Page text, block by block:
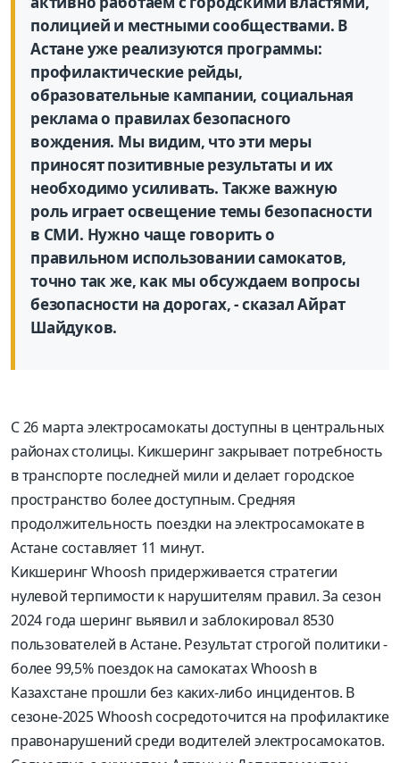
полицией и местными сообществами. В
Астане уже реализуются программы:
профилактические рейды,
образовательные кампании, социальная
реклама о правилах безопасного
вождения. Мы видим, что эти меры
приносят позитивные результаты и их
необходимо усиливать. Также важную
роль играет освещение темы безопасности
в СМИ. Нужно чаще говорить о
правильном использовании самокатов,
точно так же, как мы обсуждаем вопросы
безопасности на дорогах, - сказал Айрат
Шайдуков.
С 26 марта электросамокаты доступны в центральных
районах столицы. Кикшеринг закрывает потребность
в транспорте последней мили и делает городское
пространство более доступным. Средняя
продолжительность поездки на электросамокате в
Астане составляет 11 минут.
Кикшеринг Whoosh придерживается стратегии
нулевой терпимости к нарушителям правил. За сезон
2024 года шеринг выявил и заблокировал 8530
пользователей в Астане. Результат строгой политики -
более 99,5% поездок на самокатах Whoosh в
Казахстане прошли без каких-либо инцидентов. В
сезоне-2025 Whoosh сосредоточится на профилактике
правонарушений среди водителей электросамокатов.